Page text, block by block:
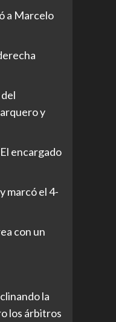
a Marcelo
y
encargado
marcó el 4-
con un
la
los árbitros